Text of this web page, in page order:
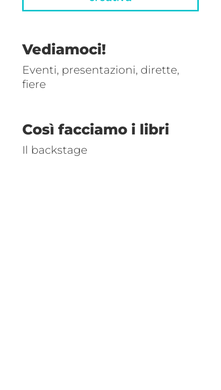
Vediamoci!
Eventi, presentazioni, dirette,
fiere
Così facciamo i libri
Il backstage